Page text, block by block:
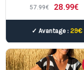
57 99€ 28 99€
✓ Avantage : 29€